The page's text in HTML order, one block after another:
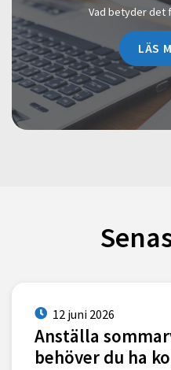
Vad betyder det
LÄS
12 juni 2026
Anställa
behöver du ha